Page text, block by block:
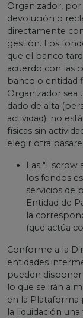
Organizador,
devolución o
directamente
gestión. Los
que el banco
acuerdo con las
banco o entidad
Organizador
dado de alta
actividad); no
físicas sin
elegir otra
Las "Escrow
los fondos
servicios de
Entidad de
la
(que actúa
Conforme a la
entidades
pueden
lo que se irán
en la Plataforma
la liquidación